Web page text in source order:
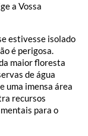
a Vossa
estivesse isolado
é perigosa.
maior floresta
de água
uma imensa área
recursos
para o